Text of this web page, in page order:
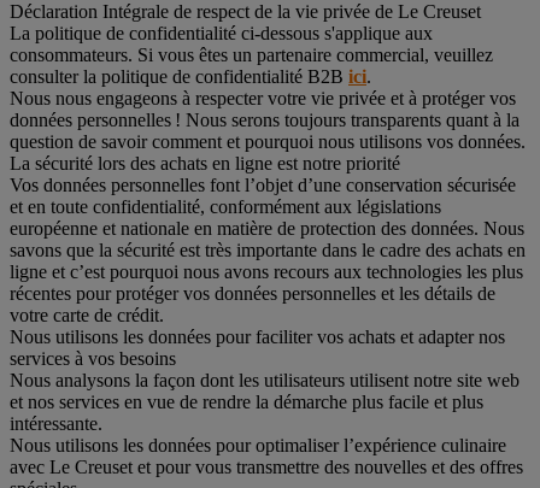
Déclaration Intégrale de respect de la vie privée de Le Creuset
La politique de confidentialité ci-dessous s'applique aux
consommateurs. Si vous êtes un partenaire commercial, veuillez
consulter la politique de confidentialité B2B ici.
Nous nous engageons à respecter votre vie privée et à protéger vos
données personnelles ! Nous serons toujours transparents quant à la
question de savoir comment et pourquoi nous utilisons vos données.
La sécurité lors des achats en ligne est notre priorité
Vos données personnelles font l’objet d’une conservation sécurisée
et en toute confidentialité, conformément aux législations
européenne et nationale en matière de protection des données. Nous
savons que la sécurité est très importante dans le cadre des achats en
ligne et c’est pourquoi nous avons recours aux technologies les plus
récentes pour protéger vos données personnelles et les détails de
votre carte de crédit.
Nous utilisons les données pour faciliter vos achats et adapter nos
services à vos besoins
Nous analysons la façon dont les utilisateurs utilisent notre site web
et nos services en vue de rendre la démarche plus facile et plus
intéressante.
Nous utilisons les données pour optimaliser l’expérience culinaire
avec Le Creuset et pour vous transmettre des nouvelles et des offres